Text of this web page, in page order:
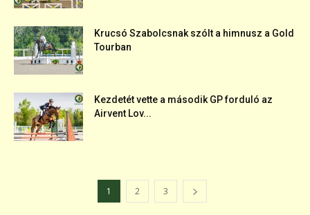
Krucsó Szabolcsnak szólt a himnusz a Gold
Tourban
Kezdetét vette a második GP forduló az
Airvent Lov...
1 2 3